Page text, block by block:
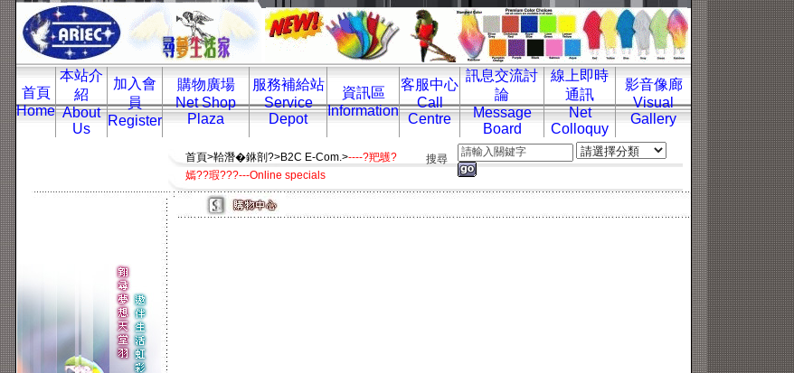
首頁
Home
本站介
紹
About
Us
加入會
員
Register
購物廣場
Net Shop
Plaza
服務補給站
Service
Depot
資訊區
Information
客服中心
Call
Centre
訊息交流討
論
Message
Board
線上即時
通訊
Net
Colloquy
影音像廊
Visual
Gallery
首頁>鞈潛�銝剖?>B2C E-Com.>----?羓鸌?
嫣??瑕???---Online specials
搜尋